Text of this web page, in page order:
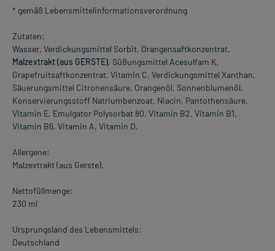
* gemäß Lebensmittelinformationsverordnung
Zutaten:
Wasser, Verdickungsmittel Sorbit, Orangensaftkonzentrat,
Malzextrakt (aus GERSTE), Süßungsmittel Acesulfam K,
Grapefruitsaftkonzentrat, Vitamin C, Verdickungsmittel Xanthan,
Säuerungsmittel Citronensäure, Orangenöl, Sonnenblumenöl,
Konservierungsstoff Natriumbenzoat, Niacin, Pantothensäure,
Vitamin E, Emulgator Polysorbat 80, Vitamin B2, Vitamin B1,
Vitamin B6, Vitamin A, Vitamin D.
Allergene:
Malzextrakt (aus Gerste).
Nettofüllmenge:
230 ml
Ursprungsland des Lebensmittels:
Deutschland